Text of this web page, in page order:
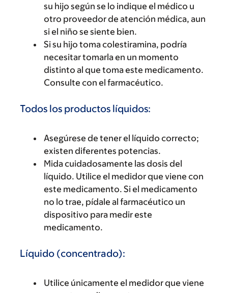
su hijo según se lo indique el médico u
otro proveedor de atención médica, aun
si el niño se siente bien.
Si su hijo toma colestiramina, podría
necesitar tomarla en un momento
distinto al que toma este medicamento.
Consulte con el farmacéutico.
Todos los productos líquidos:
Asegúrese de tener el líquido correcto;
existen diferentes potencias.
Mida cuidadosamente las dosis del
líquido. Utilice el medidor que viene con
este medicamento. Si el medicamento
no lo trae, pídale al farmacéutico un
dispositivo para medir este
medicamento.
Líquido (concentrado):
Utilice únicamente el medidor que viene